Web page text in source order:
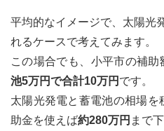
助金
いて
よく
質問
7
小平
平均的なイメージで、太陽光
れるケースで考えてみます。
この場合でも、小平市の補助
池5万円で合計10万円 です。
太陽光発電と蓄電池の相場
助金を使えば約280万円 まで